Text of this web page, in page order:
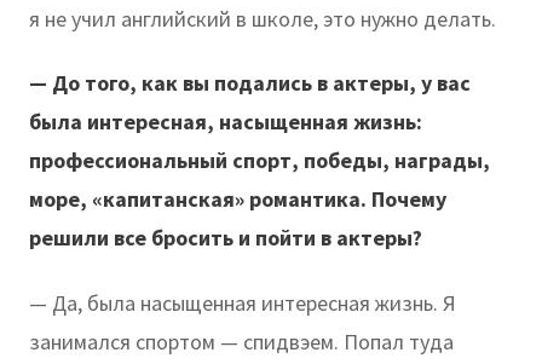
я не учил английский в школе, это нужно делать.
— До того, как вы подались в актеры, у вас
была интересная, насыщенная жизнь:
профессиональный спорт, победы, награды,
море, «капитанская» романтика. Почему
решили все бросить и пойти в актеры?
— Да, была насыщенная интересная жизнь. Я
занимался спортом — спидвэем. Попал туда